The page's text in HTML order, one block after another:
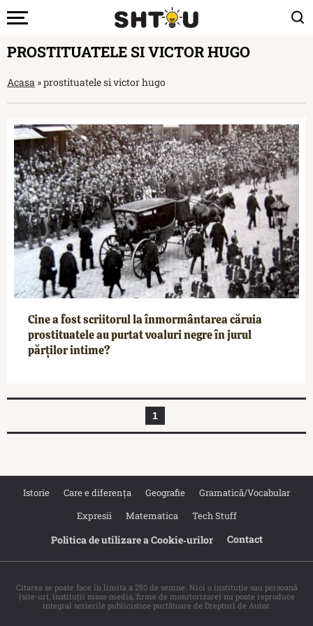
PROSTITUATELE SI VICTOR HUGO
Acasa »prostituatele si victor hugo
Cine a fost scriitorul la înmormântarea căruia
prostituatele au purtat voaluri negre în jurul
părților intime?
1
Istorie Care e diferența Geografie
Gramatică/Vocabular
Expresii
Matematica Tech Stuff
Politica de utilizare a Cookie‐urilor Contact
Citarea se poate face în limita a 250 de semne. Nici o instituţie sau persoană
(site-uri, instituţii mass-media, firme de monitorizare) nu poate reproduce
integral scrierile publicistice purtătoare de Drepturi de Autor.